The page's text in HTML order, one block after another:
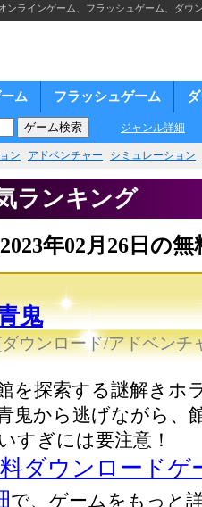
ンラインゲーム、フラッシュゲーム、ダウ
ム フラッシュゲーム
ジャンル詳細
ン アドベンチャー シミュレーション
ランキング
年02月26日の
鬼
ウンロード/アドベンチ
を探索する謎解きホ
鬼から逃げながら、
すぎには要注意！
ダウンロードゲ
で、ゲームをもっと